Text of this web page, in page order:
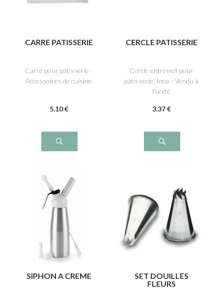
CARRE PATISSERIE
Carré pour pâtisserie -
Accessoires de cuisine
5.10 €
CERCLE PATISSERIE
Cercle entremet pour
pâtisserie, Inox - Vendu à
l'unité
3.37 €
SIPHON A CREME
SET DOUILLES
FLEURS